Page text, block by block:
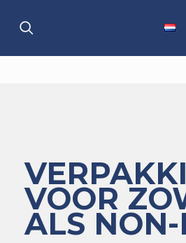
VOOR
ALS